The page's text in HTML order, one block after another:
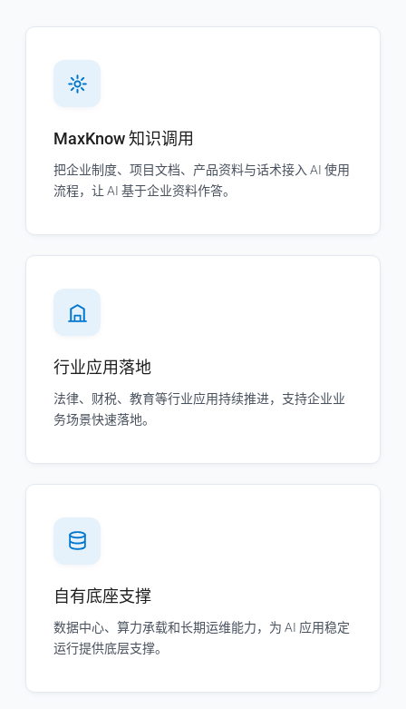
MaxKnow 知识调用
把企业制度、项目文档、产品资料与话术接入 AI 使用
流程，让 AI 基于企业资料作答。
行业应用落地
法律、财税、教育等行业应用持续推进，支持企业业
务场景快速落地。
自有底座支撑
数据中心、算力承载和长期运维能力，为 AI 应用稳定
运行提供底层支撑。